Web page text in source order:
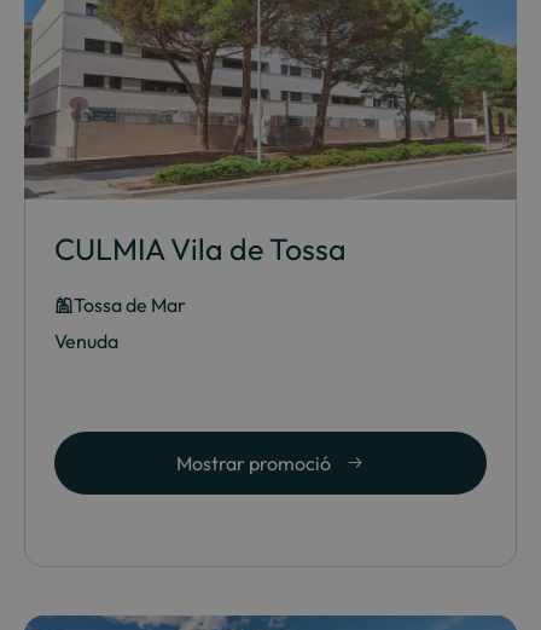
CULMIA Vila de Tossa
Tossa de Mar
Venuda
Mostrar promoció